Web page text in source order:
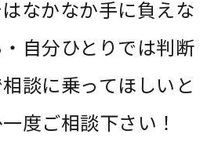
なかなか手に負えな
自分ひとりでは判断
談に乗ってほしいと
度ご相談下さい！